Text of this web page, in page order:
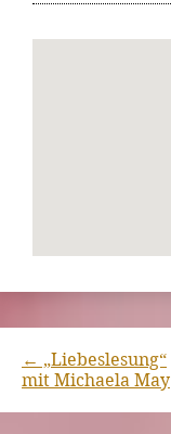
← „Liebeslesung“
mit Michaela May